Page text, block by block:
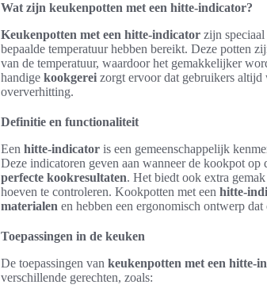
Wat zijn keukenpotten met een hitte-indicator?
Keukenpotten met een hitte-indicator zijn
bepaalde temperatuur hebben bereikt. Deze potten
van de temperatuur, waardoor het gemakkelijker
handige kookgerei zorgt ervoor dat gebruikers
oververhitting.
Definitie en functionaliteit
Een hitte-indicator is een gemeenschappelijk
Deze indicatoren geven aan wanneer de kookpot op
perfecte kookresultaten. Het biedt ook extra
hoeven te controleren. Kookpotten met een hitte-
materialen en hebben een ergonomisch ontwerp
Toepassingen in de keuken
De toepassingen van keukenpotten met een hitte-
verschillende gerechten, zoals: